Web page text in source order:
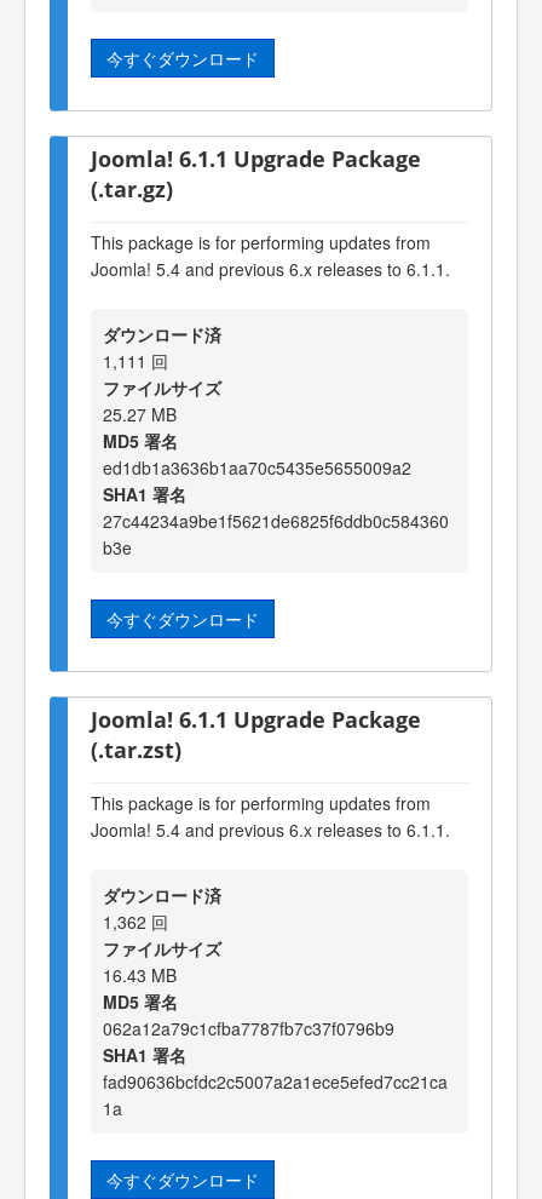
今すぐダウンロード
Joomla! 6.1.1 Upgrade Package
(.tar.gz)
This package is for performing updates from
Joomla! 5.4 and previous 6.x releases to 6.1.1.
ダウンロード済
1,111 回
ファイルサイズ
25.27 MB
MD5 署名
ed1db1a3636b1aa70c5435e5655009a2
SHA1 署名
27c44234a9be1f5621de6825f6ddb0c584360
b3e
今すぐダウンロード
Joomla! 6.1.1 Upgrade Package
(.tar.zst)
This package is for performing updates from
Joomla! 5.4 and previous 6.x releases to 6.1.1.
ダウンロード済
1,362 回
ファイルサイズ
16.43 MB
MD5 署名
062a12a79c1cfba7787fb7c37f0796b9
SHA1 署名
fad90636bcfdc2c5007a2a1ece5efed7cc21ca
1a
今すぐダウンロード